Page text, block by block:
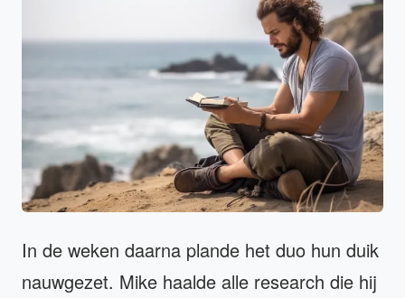
In de weken daarna plande het duo hun duik
nauwgezet. Mike haalde alle research die hij